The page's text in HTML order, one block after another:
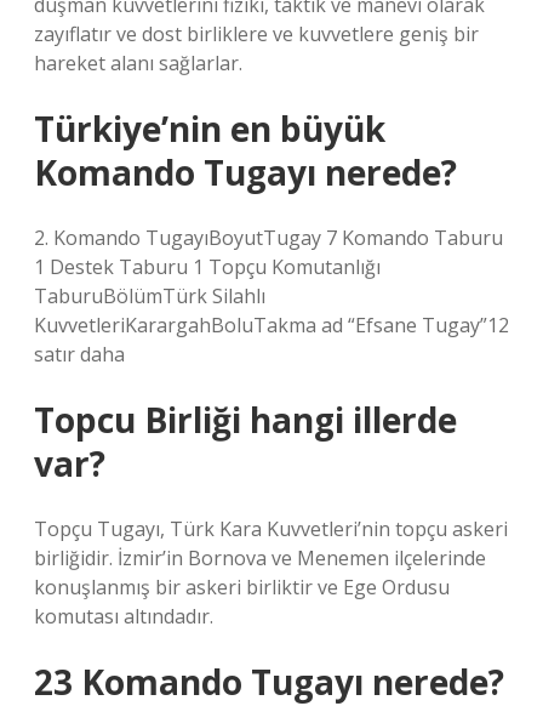
zayıflatır ve dost birliklere ve kuvvetlere geniş bir
hareket alanı sağlarlar.
Türkiye’nin en büyük
Komando Tugayı nerede?
2. Komando TugayıBoyutTugay 7 Komando Taburu
1 Destek Taburu 1 Topçu Komutanlığı
TaburuBölümTürk Silahlı
KuvvetleriKarargahBoluTakma ad “Efsane Tugay”12
satır daha
Topcu Birliği hangi illerde
var?
Topçu Tugayı, Türk Kara Kuvvetleri’nin topçu askeri
birliğidir. İzmir’in Bornova ve Menemen ilçelerinde
konuşlanmış bir askeri birliktir ve Ege Ordusu
komutası altındadır.
23 Komando Tugayı nerede?